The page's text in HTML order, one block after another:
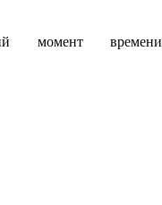
времени